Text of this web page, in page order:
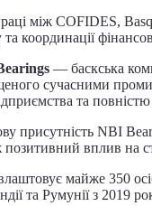
між COFIDES,
координації
— баскська
сучасними
та
присутність NBI
вплив на
майже 350
та Румунії з 2019